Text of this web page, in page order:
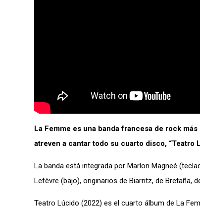
La Femme es una banda francesa de rock
atreven a cantar todo su cuarto disco, “Teatro
La banda está integrada por Marlon Magneé
Lefèvre (bajo), originarios de Biarritz, de Bretaña,
Teatro Lúcido (2022) es el cuarto álbum de La